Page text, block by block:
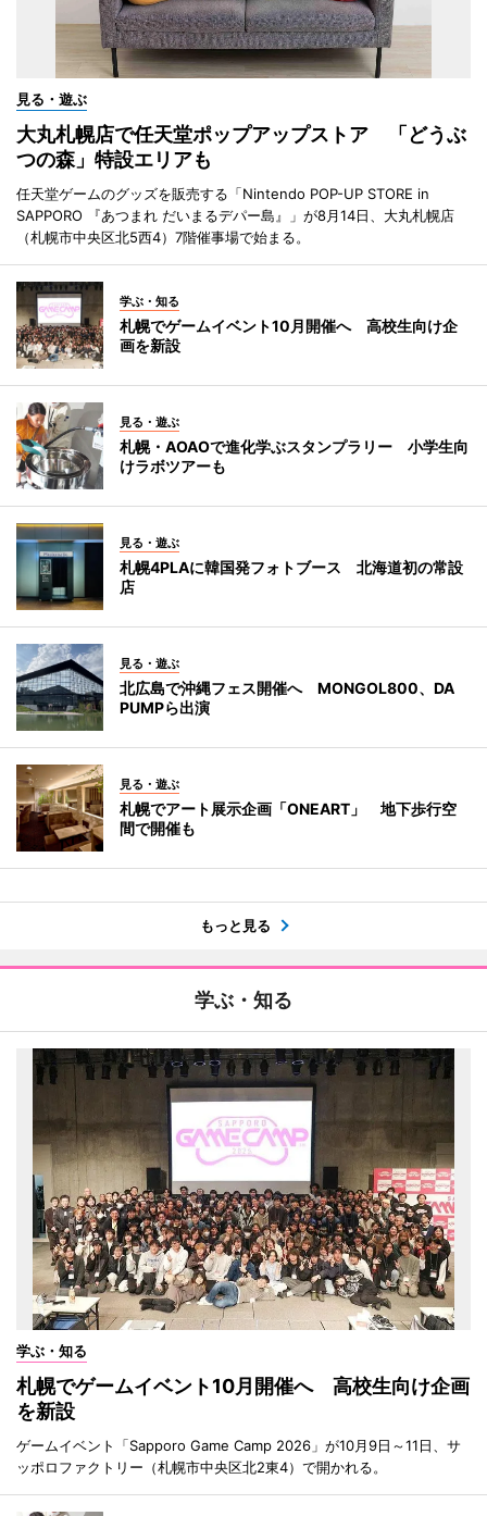
見る・遊ぶ
大丸札幌店で任天堂ポップアップストア 「どうぶ
つの森」特設エリアも
任天堂ゲームのグッズを販売する「Nintendo POP-UP STORE in
SAPPORO 『あつまれ だいまるデパー島』」が8月14日、大丸札幌店
（札幌市中央区北5西4）7階催事場で始まる。
学ぶ・知る
札幌でゲームイベント10月開催へ 高校生向け企
画を新設
見る・遊ぶ
札幌・AOAOで進化学ぶスタンプラリー 小学生向
けラボツアーも
見る・遊ぶ
札幌4PLAに韓国発フォトブース 北海道初の常設
店
見る・遊ぶ
北広島で沖縄フェス開催へ MONGOL800、DA
PUMPら出演
見る・遊ぶ
札幌でアート展示企画「ONEART」 地下歩行空
間で開催も
もっと見る
学ぶ・知る
学ぶ・知る
札幌でゲームイベント10月開催へ 高校生向け企画
を新設
ゲームイベント「Sapporo Game Camp 2026」が10月9日～11日、サ
ッポロファクトリー（札幌市中央区北2東4）で開かれる。